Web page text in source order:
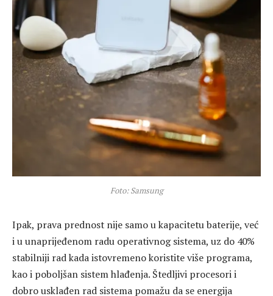
Foto: Samsung
Ipak, prava prednost nije samo u kapacitetu baterije, već
i u unaprijeđenom radu operativnog sistema, uz do 40%
stabilniji rad kada istovremeno koristite više programa,
kao i poboljšan sistem hlađenja. Štedljivi procesori i
dobro usklađen rad sistema pomažu da se energija